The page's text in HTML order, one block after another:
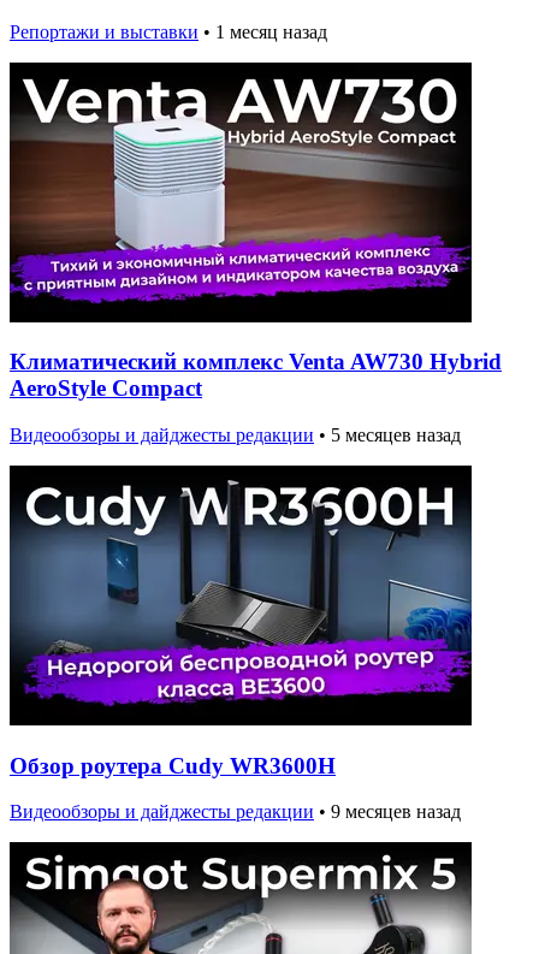
Репортажи и выставки • 1 месяц назад
Климатический комплекс Venta AW730 Hybrid
AeroStyle Compact
Видеообзоры и дайджесты редакции • 5 месяцев назад
Обзор роутера Cudy WR3600H
Видеообзоры и дайджесты редакции • 9 месяцев назад